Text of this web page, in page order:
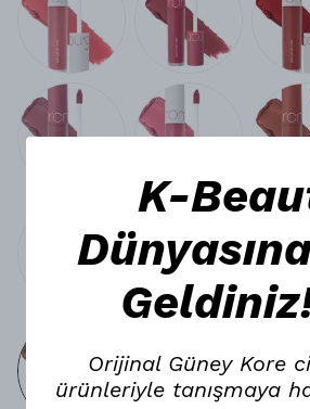
K-
Orijinal Güney Kore
ürünleriyle tanışmaya